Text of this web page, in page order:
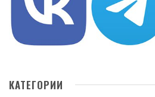
КАТЕГОРИИ